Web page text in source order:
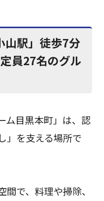
山駅」徒歩7分
員27名のグル
ム目黒本町」は、認
」を支える場所で
で、料理や掃除、